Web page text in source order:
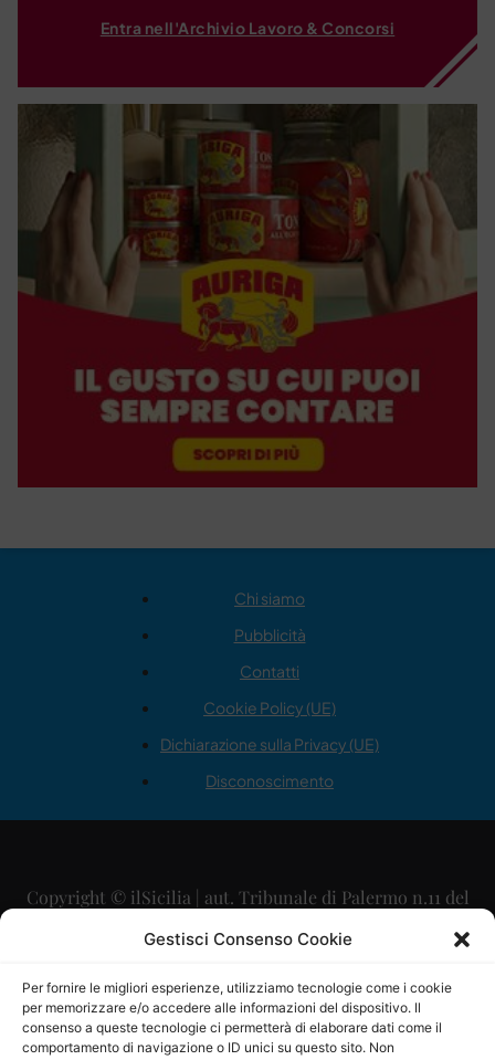
Gestisci Consenso Cookie
Per fornire le migliori esperienze, utilizziamo tecnologie come i cookie
per memorizzare e/o accedere alle informazioni del dispositivo. Il
consenso a queste tecnologie ci permetterà di elaborare dati come il
comportamento di navigazione o ID unici su questo sito. Non
Entra nell'Archivio Lavoro & Concorsi
Chi siamo
Pubblicità
Contatti
Cookie Policy (UE)
Dichiarazione sulla Privacy (UE)
Disconoscimento
Copyright © ilSicilia | aut. Tribunale di Palermo n.11 del
29/09/2015
Direttore Editoriale: Maurizio Scaglione